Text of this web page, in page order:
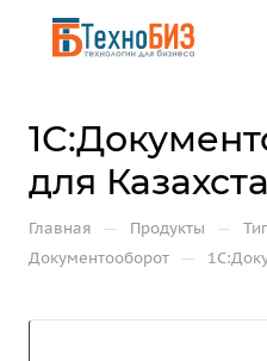
для
Главная — Продукты —
Документооборот —